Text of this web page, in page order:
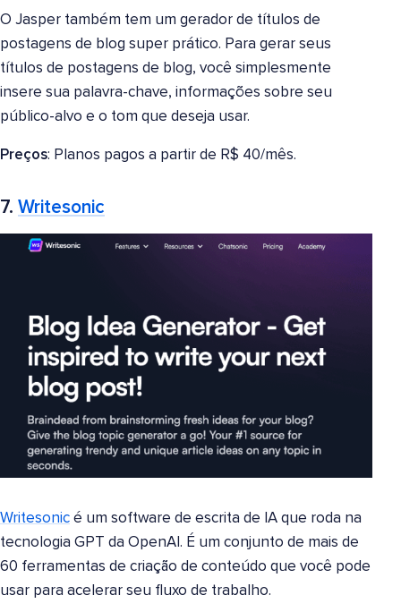
O Jasper também tem um gerador de títulos de
postagens de blog super prático. Para gerar seus
títulos de postagens de blog, você simplesmente
insere sua palavra-chave, informações sobre seu
público-alvo e o tom que deseja usar.
Preços: Planos pagos a partir de R$ 40/mês.
7. Writesonic
Writesonic é um software de escrita de IA que roda na
tecnologia GPT da OpenAI. É um conjunto de mais de
60 ferramentas de criação de conteúdo que você pode
usar para acelerar seu fluxo de trabalho.